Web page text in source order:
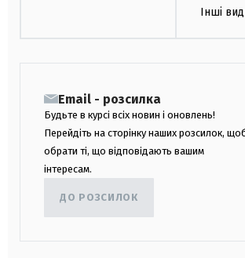
Інші
Email - розсилка
Будьте в курсі всіх новин і оновлень!
Перейдіть на сторінку наших розсилок,
обрати ті, що відповідають вашим
інтересам.
ДО РОЗСИЛОК